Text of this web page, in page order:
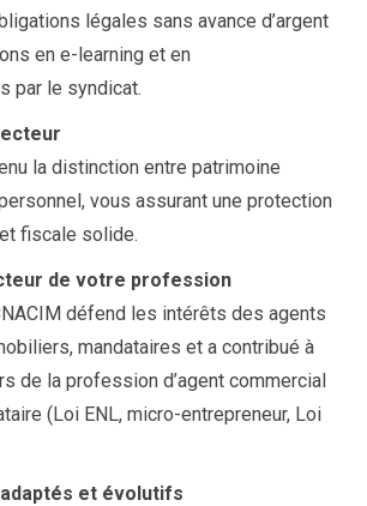
légales sans avance d’argent
en e-learning et en
par le syndicat.
la distinction entre patrimoine
vous assurant une protection
fiscale solide.
de votre profession
défend les intérêts des agents
mandataires et a contribué à
de la profession d’agent commercial
(Loi ENL, micro-entrepreneur, Loi
et évolutifs